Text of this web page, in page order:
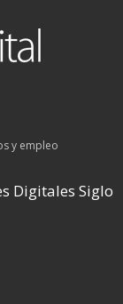
y empleo
Digitales Siglo